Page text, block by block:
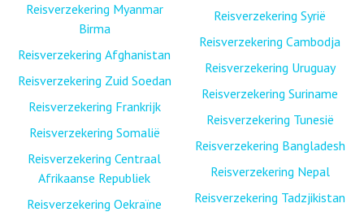
Reisverzekering Myanmar
Birma
Reisverzekering Afghanistan
Reisverzekering Zuid Soedan
Reisverzekering Frankrijk
Reisverzekering Somalië
Reisverzekering Centraal
Afrikaanse Republiek
Reisverzekering Oekraïne
Reisverzekering Syrië
Reisverzekering Cambodja
Reisverzekering Uruguay
Reisverzekering Suriname
Reisverzekering Tunesië
Reisverzekering Bangladesh
Reisverzekering Nepal
Reisverzekering Tadzjikistan